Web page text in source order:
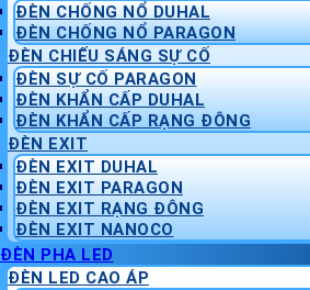
ĐÈN CHỐNG NỔ DUHAL
ĐÈN CHỐNG NỔ PARAGON
ĐÈN CHIẾU SÁNG SỰ CỐ
ĐÈN SỰ CỐ PARAGON
ĐÈN KHẨN CẤP DUHAL
ĐÈN KHẨN CẤP RẠNG ĐÔNG
ĐÈN EXIT
ĐÈN EXIT DUHAL
ĐÈN EXIT PARAGON
ĐÈN EXIT RẠNG ĐÔNG
ĐÈN EXIT NANOCO
ĐÈN PHA LED
ĐÈN LED CAO ÁP